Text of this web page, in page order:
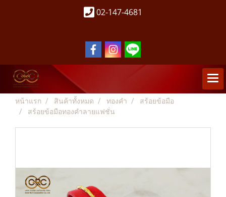
02-147-4681
หน้าแรก สินค้าทั้งหมด ทองคำ
สร้อยข้อมือ
สร้อยข้อมือทองคำลายแฟชั่น